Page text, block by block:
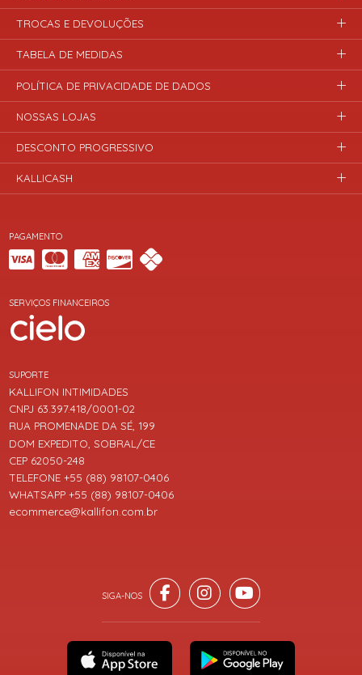
PAGAMENTO
SERVIÇOS FINANCEIROS
SUPORTE
KALLIFON INTIMIDADES
CNPJ 63.397.418/0001-02
RUA PROMENADE DA SÉ, 199
DOM EXPEDITO, SOBRAL/CE
CEP 62050-248
TELEFONE +55 (88) 98107-0406
WHATSAPP +55 (88) 98107-0406
ecommerce@kallifon.com.br
TROCAS E DEVOLUÇÕES
TABELA DE MEDIDAS
POLÍTICA DE PRIVACIDADE DE DADOS
NOSSAS LOJAS
DESCONTO PROGRESSIVO
KALLICASH